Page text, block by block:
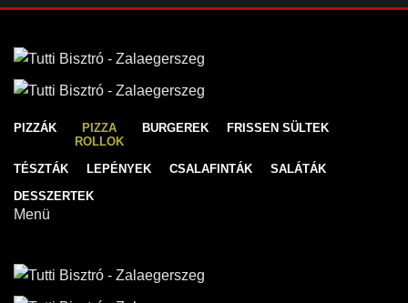
PIZZÁK
PIZZA
ROLLOK
BURGEREK FRISSEN SÜLTEK
TÉSZTÁK LEPÉNYEK CSALAFINTÁK
SALÁTÁK
DESSZERTEK
Menü